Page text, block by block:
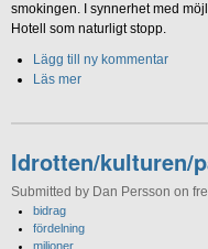
smokingen. I synnerhet med
Hotell som naturligt stopp.
Lägg till ny kommentar
Läs mer
Idrotten/kulturen/
Submitted by Dan Persson on
bidrag
fördelning
miljoner